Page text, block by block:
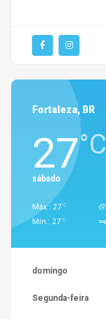
Fortaleza, BR
27°C
sábado
Máx.: 27°C
Mín.: 27°C
domingo
Segunda-feira